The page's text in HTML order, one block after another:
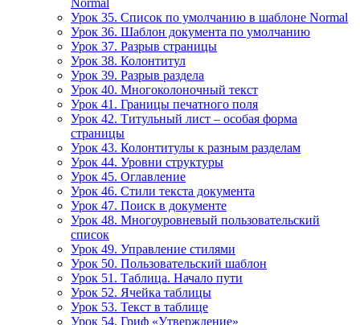
Normal
Урок 35. Список по умолчанию в шаблоне Normal
Урок 36. Шаблон документа по умолчанию
Урок 37. Разрыв страницы
Урок 38. Колонтитул
Урок 39. Разрыв раздела
Урок 40. Многоколоночный текст
Урок 41. Границы печатного поля
Урок 42. Титульный лист – особая форма
страницы
Урок 43. Колонтитулы к разным разделам
Урок 44. Уровни структуры
Урок 45. Оглавление
Урок 46. Стили текста документа
Урок 47. Поиск в документе
Урок 48. Многоуровневый пользовательский
список
Урок 49. Управление стилями
Урок 50. Пользовательский шаблон
Урок 51. Таблица. Начало пути
Урок 52. Ячейка таблицы
Урок 53. Текст в таблице
Урок 54. Гриф «Утверждение»